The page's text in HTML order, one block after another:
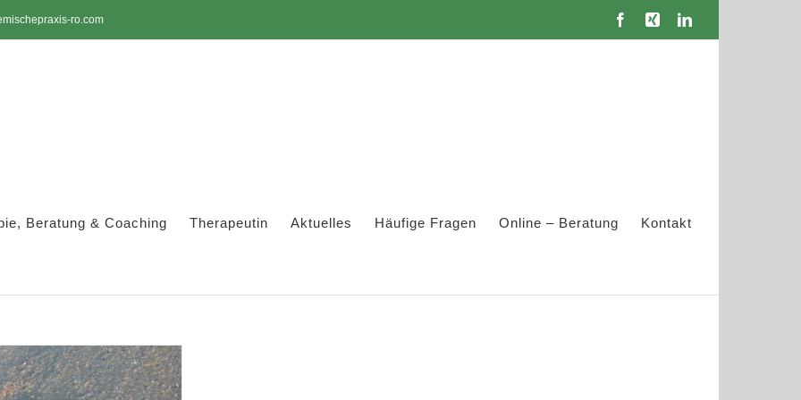
ro.com Facebook
Xing LinkedIn
Beratung & Coaching Therapeutin Aktuelles Häufige Fragen Online – Beratung Kontakt